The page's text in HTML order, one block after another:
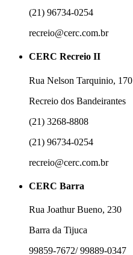
(21) 96734-0254
recreio@cerc.com.br
CERC Recreio II
Rua Nelson Tarquinio, 170
Recreio dos Bandeirantes
(21) 3268-8808
(21) 96734-0254
recreio@cerc.com.br
CERC Barra
Rua Joathur Bueno, 230
Barra da Tijuca
99859-7672/ 99889-0347